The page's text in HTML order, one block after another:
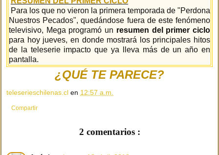
Para los que no vieron la primera temporada de "Perdona
Nuestros Pecados", quedándose fuera de este fenómeno
televisivo, Mega programó un resumen del primer ciclo
para hoy jueves, en donde mostrará los principales hitos
de la teleserie impacto que ya lleva más de un año en
pantalla.
¿QUÉ TE PARECE?
teleserieschilenas.cl en 12:57 a.m.
Compartir
2 comentarios :